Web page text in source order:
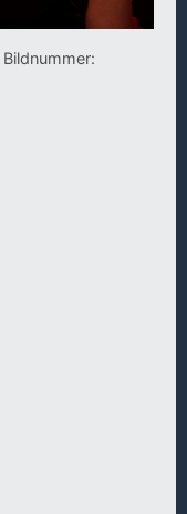
| Bildnummer: